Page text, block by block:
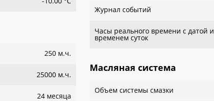
250 м.ч.
25000 м.ч.
24 месяца
Журнал событий
Часы реального времени с датой и
временем суток
Масляная система
Объем системы смазки